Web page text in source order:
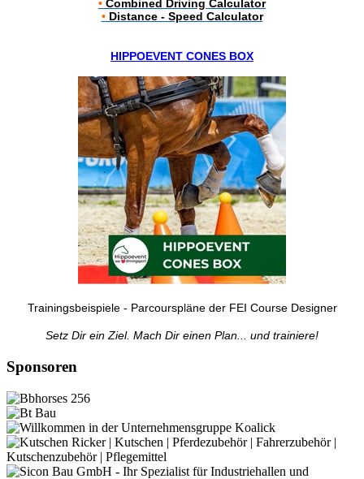
• Combined Driving Calculator
•Distance - Speed Calculator
HIPPOEVENT CONES BOX
Trainingsbeispiele - Parcourspläne der FEI Course Designer
Setz Dir ein Ziel. Mach Dir einen Plan... und trainiere!
Sponsoren